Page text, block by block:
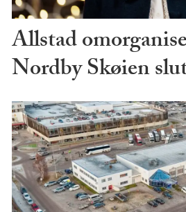
Allstad
Nordby Skøien